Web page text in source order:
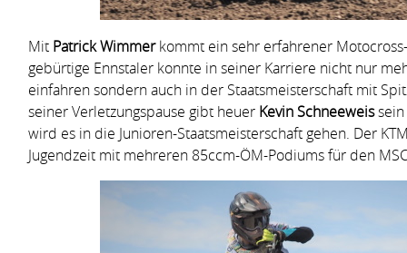
Mit Patrick Wimmerkommt ein sehr erfahrener
gebürtige Ennstaler konnte in seiner Karriere nicht nur
einfahren sondern auch in der Staatsmeisterschaft mit
seiner Verletzungspause gibt heuer Kevin Schneeweissein
wird es in die Junioren-Staatsmeisterschaft gehen. Der
Jugendzeit mit mehreren 85ccm-ÖM-Podiums für den